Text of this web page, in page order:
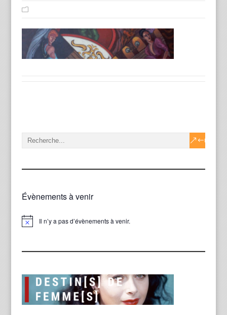
Évènements à venir
Notice Il n’y a pas d’évènements à venir.